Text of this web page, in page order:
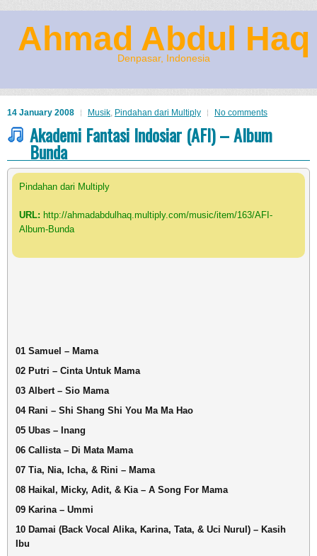
Ahmad Abdul Haq
Denpasar, Indonesia
14 January 2008 Musik, Pindahan dari Multiply No comments
Akademi Fantasi Indosiar (AFI) – Album
Bunda
Pindahan dari Multiply
URL: http://ahmadabdulhaq.multiply.com/music/item/163/AFI-
Album-Bunda
01 Samuel – Mama
02 Putri – Cinta Untuk Mama
03 Albert – Sio Mama
04 Rani – Shi Shang Shi You Ma Ma Hao
05 Ubas – Inang
06 Callista – Di Mata Mama
07 Tia, Nia, Icha, & Rini – Mama
08 Haikal, Micky, Adit, & Kia – A Song For Mama
09 Karina – Ummi
10 Damai (Back Vocal Alika, Karina, Tata, & Uci Nurul) – Kasih
Ibu